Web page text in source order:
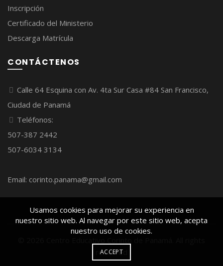
Inscripción
Certificado del Ministerio
Descarga Matrícula
CONTÁCTENOS
Calle 64 Esquina con Av. 4ta Sur Casa #84 San Francisco,
Ciudad de Panamá
Teléfonos:
507-387 2442
507-6034 3134
Email: corinto.panama@gmail.com
reserved
Usamos cookies para mejorar su experiencia en
nuestro sitio web. Al navegar por este sitio web, acepta
nuestro uso de cookies.
ACCEPT